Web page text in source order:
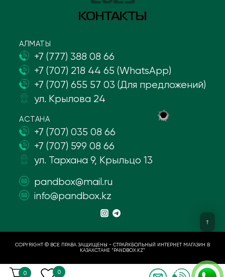
0 0
КОНТАКТЫ
АЛМАТЫ
+7 (777) 388 08 66
+7 (707) 218 44 65 (WhatsApp)
+7 (707) 655 57 03 (Для предложений)
ул. Крылова 24
АСТАНА
+7 (707) 035 08 66
+7 (707) 599 08 66
ул. Тархана 9, Крыльцо 13
pandbox@mail.ru
info@pandbox.kz
COPYRIGHT © ВСЕ ПРАВА ЗАЩИЩЕНЫ - СТРАЙКБОЛЬНЫЙ ИНТЕРНЕТ МАГАЗИН В
КАЗАХСТАНЕ “PANDBOX.KZ”